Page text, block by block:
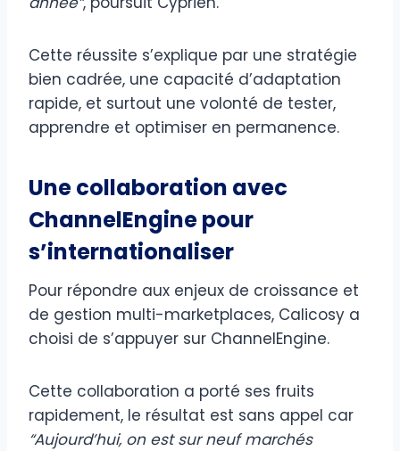
Cette réussite s’explique par une stratégie
bien cadrée, une capacité d’adaptation
rapide, et surtout une volonté de tester,
apprendre et optimiser en permanence.
Une collaboration avec
ChannelEngine pour
s’internationaliser
Pour répondre aux enjeux de croissance et
de gestion multi-marketplaces, Calicosy a
choisi de s’appuyer sur ChannelEngine.
Cette collaboration a porté ses fruits
rapidement, le résultat est sans appel car
“Aujourd’hui, on est sur neuf marchés